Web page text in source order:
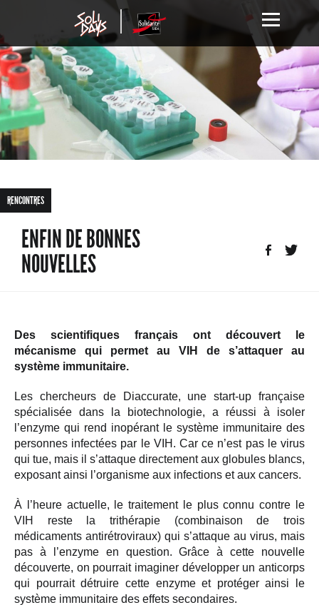
RENCONTRES
ENFIN DE BONNES
NOUVELLES
Des scientifiques français ont découvert le
mécanisme qui permet au VIH de s’attaquer au
système immunitaire.
Les chercheurs de Diaccurate, une start-up française
spécialisée dans la biotechnologie, a réussi à isoler
l’enzyme qui rend inopérant le système immunitaire des
personnes infectées par le VIH. Car ce n’est pas le virus
qui tue, mais il s’attaque directement aux globules blancs,
exposant ainsi l’organisme aux infections et aux cancers.
À l’heure actuelle, le traitement le plus connu contre le
VIH reste la trithérapie (combinaison de trois
médicaments antirétroviraux) qui s’attaque au virus, mais
pas à l’enzyme en question. Grâce à cette nouvelle
découverte, on pourrait imaginer développer un anticorps
qui pourrait détruire cette enzyme et protéger ainsi le
système immunitaire des effets secondaires.